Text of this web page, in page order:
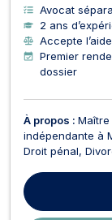
Avocat
2 ans
Accepte
Premier
dossier
À propos : Maître
indépendante à
Droit pénal,
engagée, Maître
droits